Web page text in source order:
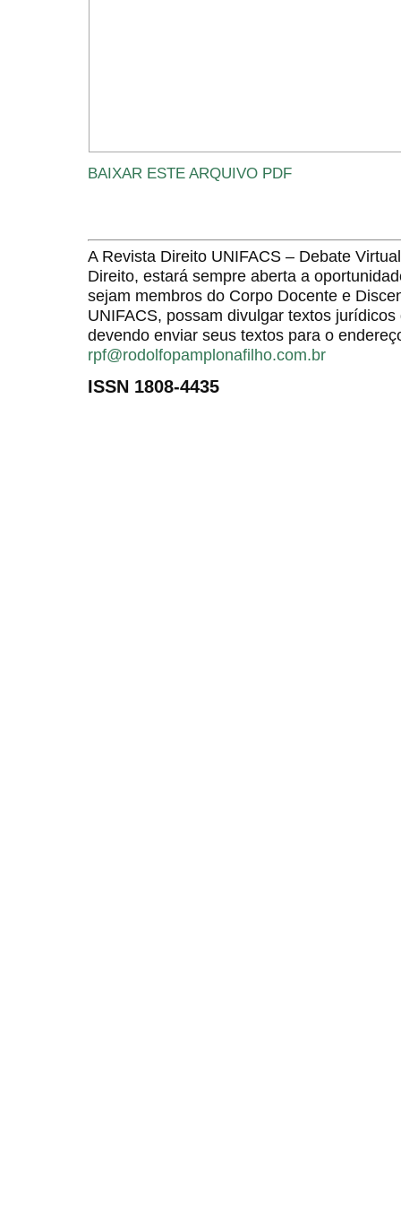
BAIXAR ESTE ARQUIVO PDF
A Revista Direito UNIFACS – Debate
Direito, estará sempre aberta a
sejam membros do Corpo Docente e
UNIFACS, possam divulgar textos
devendo enviar seus textos para o
rpf@rodolfopamplonafilho.com.br
ISSN 1808-4435